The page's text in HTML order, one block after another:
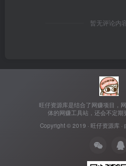
暂无评论内
旺仔资源库是结合了网赚项目，
体的网赚工具站，还会不定期
Copyright © 2019 · 旺仔资源库 ·